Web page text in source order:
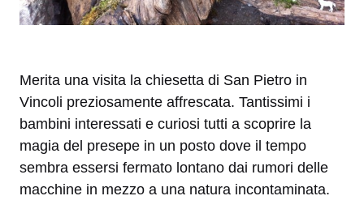
Merita una visita la chiesetta di San Pietro in
Vincoli preziosamente affrescata. Tantissimi i
bambini interessati e curiosi tutti a scoprire la
magia del presepe in un posto dove il tempo
sembra essersi fermato lontano dai rumori delle
macchine in mezzo a una natura incontaminata.